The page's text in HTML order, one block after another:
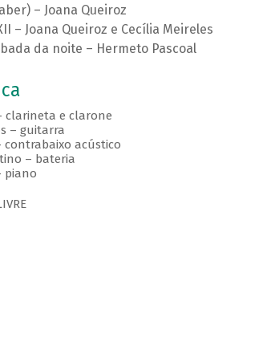
– Joana Queiroz
– Joana Queiroz e Cecília Meireles
da noite – Hermeto Pascoal
clarineta e clarone
– guitarra
contrabaixo acústico
– bateria
piano